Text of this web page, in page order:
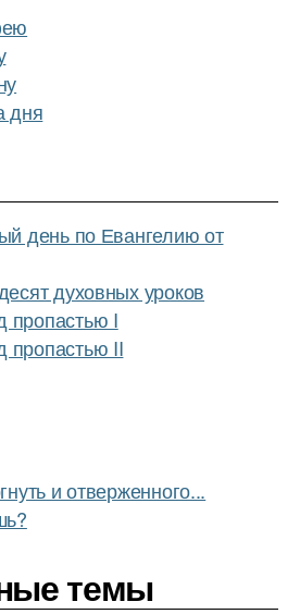
дня
день по Евангелию от
духовных уроков
I
II
и отверженного...
темы